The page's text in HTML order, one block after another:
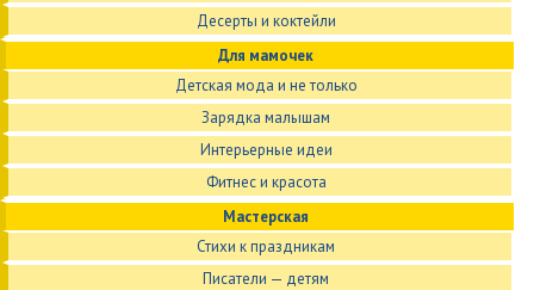
Десерты и коктейли
Для мамочек
Детская мода и не только
Зарядка малышам
Интерьерные идеи
Фитнес и красота
Мастерская
Стихи к праздникам
Писатели — детям